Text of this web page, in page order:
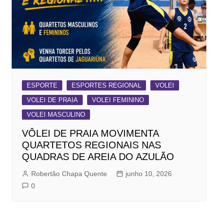
ESPORTE ESPORTES REGIONAL
VOLEI
VOLEI DE PRAIA
VOLEI FEMININO
VOLEI MASCULINO
VÔLEI DE PRAIA MOVIMENTA
QUARTETOS REGIONAIS NAS
QUADRAS DE AREIA DO AZULÃO
Robertão Chapa Quente
junho 10, 2026
0